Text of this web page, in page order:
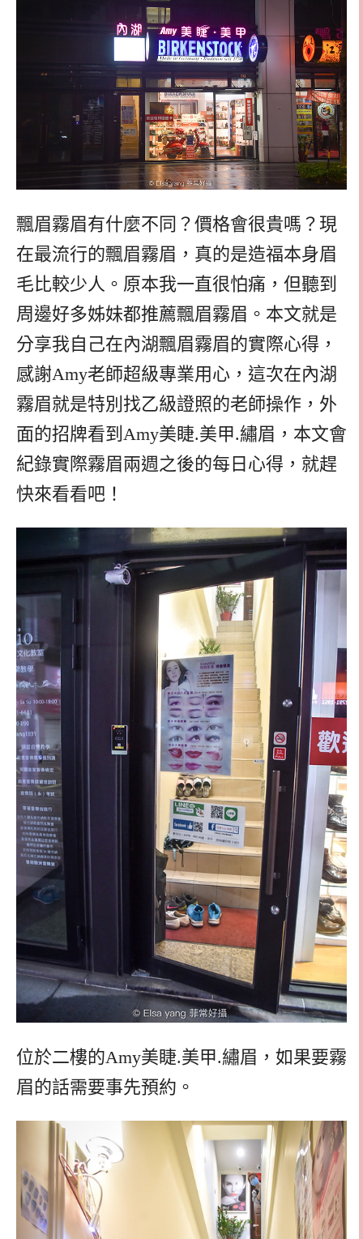
飄眉霧眉有什麼不同？價格會很貴嗎？現
在最流行的飄眉霧眉，真的是造福本身眉
毛比較少人。原本我一直很怕痛，但聽到
周邊好多姊妹都推薦飄眉霧眉。本文就是
分享我自己在內湖飄眉霧眉的實際心得，
感謝Amy老師超級專業用心，這次在內湖
霧眉就是特別找乙級證照的老師操作，外
面的招牌看到Amy美睫.美甲.繡眉，本文會
紀錄實際霧眉兩週之後的每日心得，就趕
快來看看吧！
位於二樓的Amy美睫.美甲.繡眉，如果要霧
眉的話需要事先預約。